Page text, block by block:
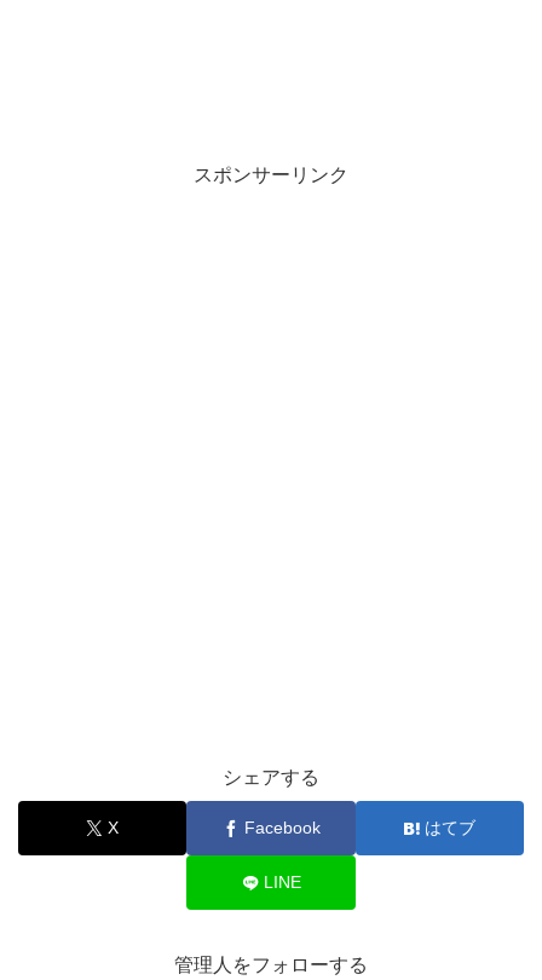
スポンサーリンク
シェアする
X Facebook はてブ
LINE
管理人をフォローする